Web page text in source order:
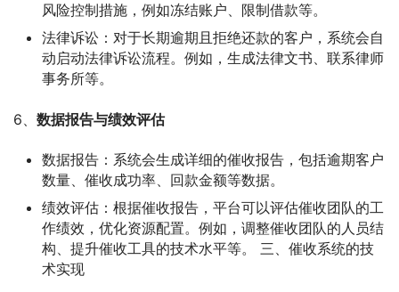
风险控制措施，例如冻结账户、限制借款等。
法律诉讼：对于长期逾期且拒绝还款的客户，系统会自
动启动法律诉讼流程。例如，生成法律文书、联系律师
事务所等。
6、 数据报告与绩效评估
数据报告：系统会生成详细的催收报告，包括逾期客户
数量、催收成功率、回款金额等数据。
绩效评估：根据催收报告，平台可以评估催收团队的工
作绩效，优化资源配置。例如，调整催收团队的人员结
构、提升催收工具的技术水平等。 三、催收系统的技
术实现